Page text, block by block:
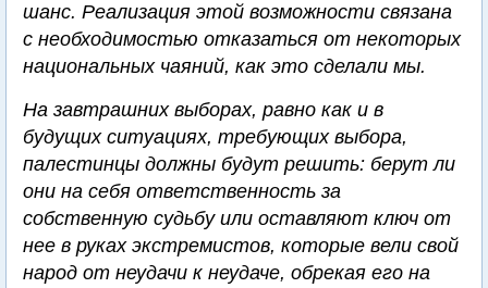
шанс. Реализация этой возможности связана
с необходимостью отказаться от некоторых
национальных чаяний, как это сделали мы.
На завтрашних выборах, равно как и в
будущих ситуациях, требующих выбора,
палестинцы должны будут решить: берут ли
они на себя ответственность за
собственную судьбу или оставляют ключ от
нее в руках экстремистов, которые вели свой
народ от неудачи к неудаче, обрекая его на